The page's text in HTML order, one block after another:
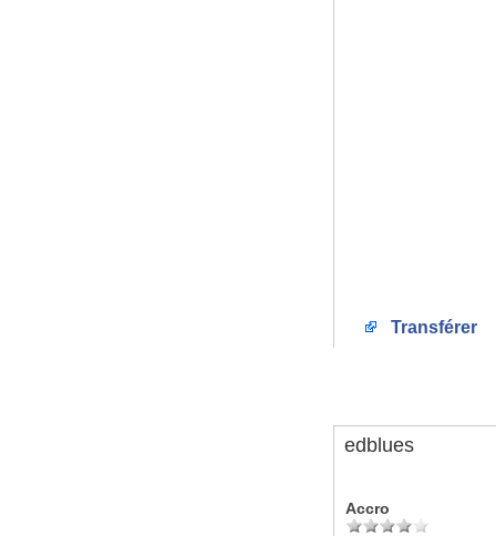
Transférer
edblues
Accro